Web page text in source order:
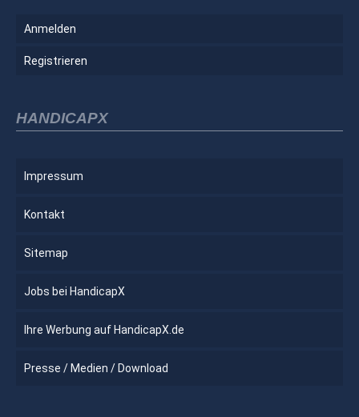
Anmelden
Registrieren
HANDICAPX
Impressum
Kontakt
Sitemap
Jobs bei HandicapX
Ihre Werbung auf HandicapX.de
Presse / Medien / Download